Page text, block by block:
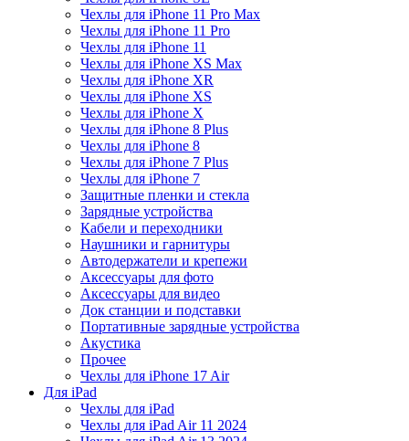
Чехлы для iPhone 11 Pro Max
Чехлы для iPhone 11 Pro
Чехлы для iPhone 11
Чехлы для iPhone XS Max
Чехлы для iPhone XR
Чехлы для iPhone XS
Чехлы для iPhone X
Чехлы для iPhone 8 Plus
Чехлы для iPhone 8
Чехлы для iPhone 7 Plus
Чехлы для iPhone 7
Защитные пленки и стекла
Зарядные устройства
Кабели и переходники
Наушники и гарнитуры
Автодержатели и крепежи
Аксессуары для фото
Аксессуары для видео
Док станции и подставки
Портативные зарядные устройства
Акустика
Прочее
Чехлы для iPhone 17 Air
Для iPad
Чехлы для iPad
Чехлы для iPad Air 11 2024